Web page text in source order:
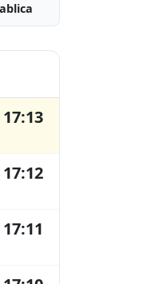
17:13
17:12
17:11